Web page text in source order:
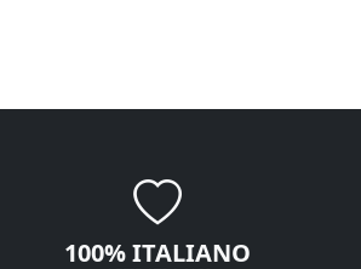
100% ITALIANO